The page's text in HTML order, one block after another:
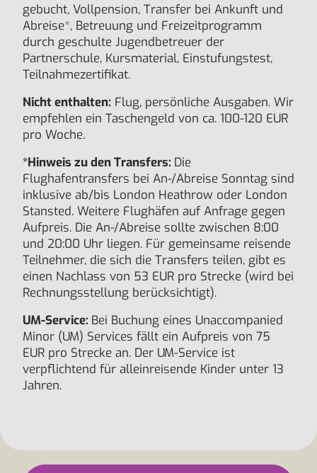
gebucht, Vollpension, Transfer bei Ankunft und
Abreise*, Betreuung und Freizeitprogramm
durch geschulte Jugendbetreuer der
Partnerschule, Kursmaterial, Einstufungstest,
Teilnahmezertifikat.
Nicht enthalten: Flug, persönliche Ausgaben. Wir
empfehlen ein Taschengeld von ca. 100-120 EUR
pro Woche.
*Hinweis zu den Transfers: Die
Flughafentransfers bei An-/Abreise Sonntag sind
inklusive ab/bis London Heathrow oder London
Stansted. Weitere Flughäfen auf Anfrage gegen
Aufpreis. Die An-/Abreise sollte zwischen 8:00
und 20:00 Uhr liegen. Für gemeinsame reisende
Teilnehmer, die sich die Transfers teilen, gibt es
einen Nachlass von 53 EUR pro Strecke (wird bei
Rechnungsstellung berücksichtigt).
UM-Service: Bei Buchung eines Unaccompanied
Minor (UM) Services fällt ein Aufpreis von 75
EUR pro Strecke an. Der UM-Service ist
verpflichtend für alleinreisende Kinder unter 13
Jahren.